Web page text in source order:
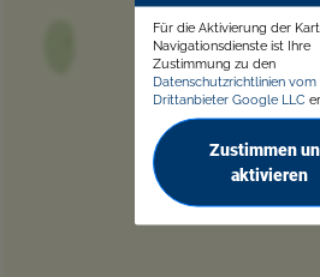
Für die Aktivierung der
Navigationsdienste ist Ihre
Zustimmung zu den
Datenschutzrichtlinien vom
Drittanbieter Google LLC
Zustimmen
aktivieren